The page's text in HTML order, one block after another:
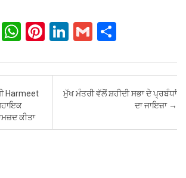
E
W
at
s
A
p
Pi
er
es
Li
ke
dI
G
ail ar
e
Harmeet
ਕੀਤਾ
ਮੁੱਖ ਮੰਤਰੀ ਵੱਲੋਂ ਸ਼ਹੀਦੀ ਸਭਾ ਦੇ ਪ੍ਰਬੰਧਾਂ
ਦਾ ਜਾਇਜ਼ਾ →